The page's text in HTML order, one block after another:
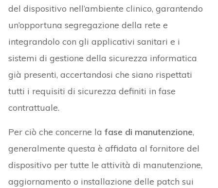
del dispositivo nell’ambiente clinico, garantendo
un’opportuna segregazione della rete e
integrandolo con gli applicativi sanitari e i
sistemi di gestione della sicurezza informatica
già presenti, accertandosi che siano rispettati
tutti i requisiti di sicurezza definiti in fase
contrattuale.
Per ciò che concerne lafase di manutenzione,
generalmente questa è affidata al fornitore del
dispositivo per tutte le attività di manutenzione,
aggiornamento o installazione delle patch sui